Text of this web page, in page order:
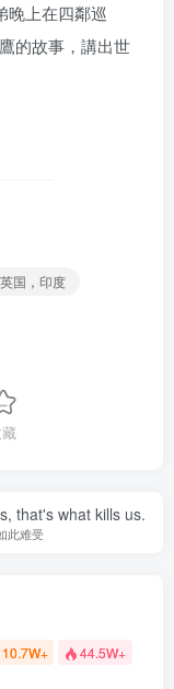
晚上在四鄰巡
的故事，講出世
国，印度
that's what kills us.
此难受
10.7W+ 44.5W+